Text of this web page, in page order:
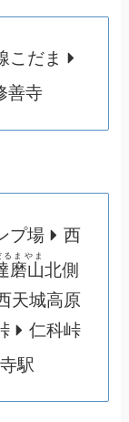
こだま
善寺
プ場
西
磨山
るまやま
北側
天城高原
仁科峠
駅